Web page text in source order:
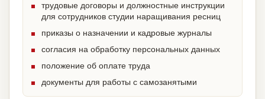
трудовые договоры и должностные инструкции
для сотрудников студии наращивания ресниц
приказы о назначении и кадровые журналы
согласия на обработку персональных данных
положение об оплате труда
документы для работы с самозанятыми